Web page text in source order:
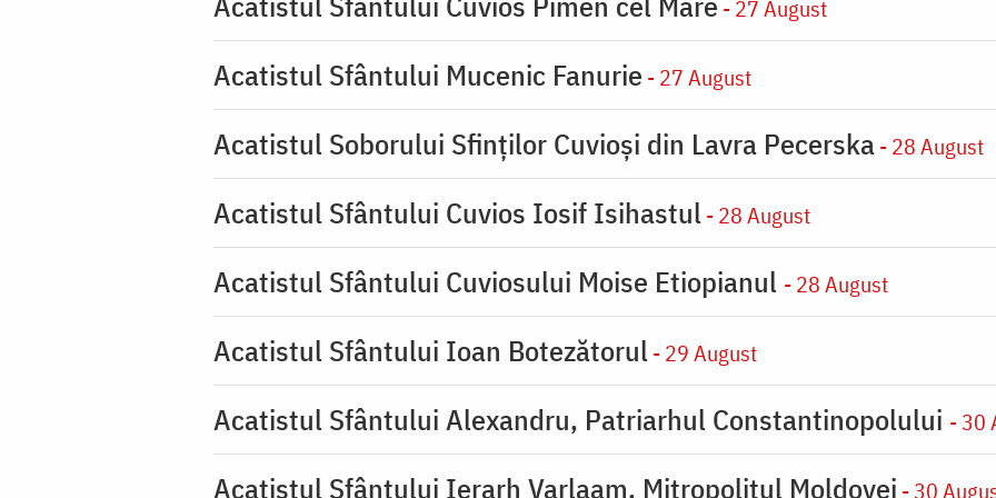
- 27 August
Acatistul Sfântului Mucenic Fanurie - 27 August
Acatistul Soborului Sfinților Cuvioși din Lavra Pecerska- 28 August
Acatistul Sfântului Cuvios Iosif Isihastul - 28 August
Acatistul Sfântului Cuviosului Moise Etiopianul - 28 August
Acatistul Sfântului Ioan Botezătorul - 29 August
Acatistul Sfântului Alexandru, Patriarhul Constantinopolului - 30
Acatistul Sfântului Ierarh Varlaam, Mitropolitul Moldovei - 30